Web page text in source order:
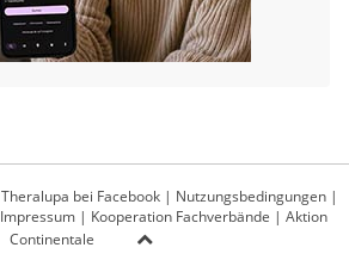
Theralupa bei Facebook | Nutzungsbedingungen |
Impressum| Kooperation Fachverbände | Aktion
Continentale